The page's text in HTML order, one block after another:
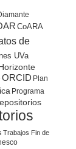
CoARA
de
UVa
ORCID Plan
Programa
Trabajos Fin de